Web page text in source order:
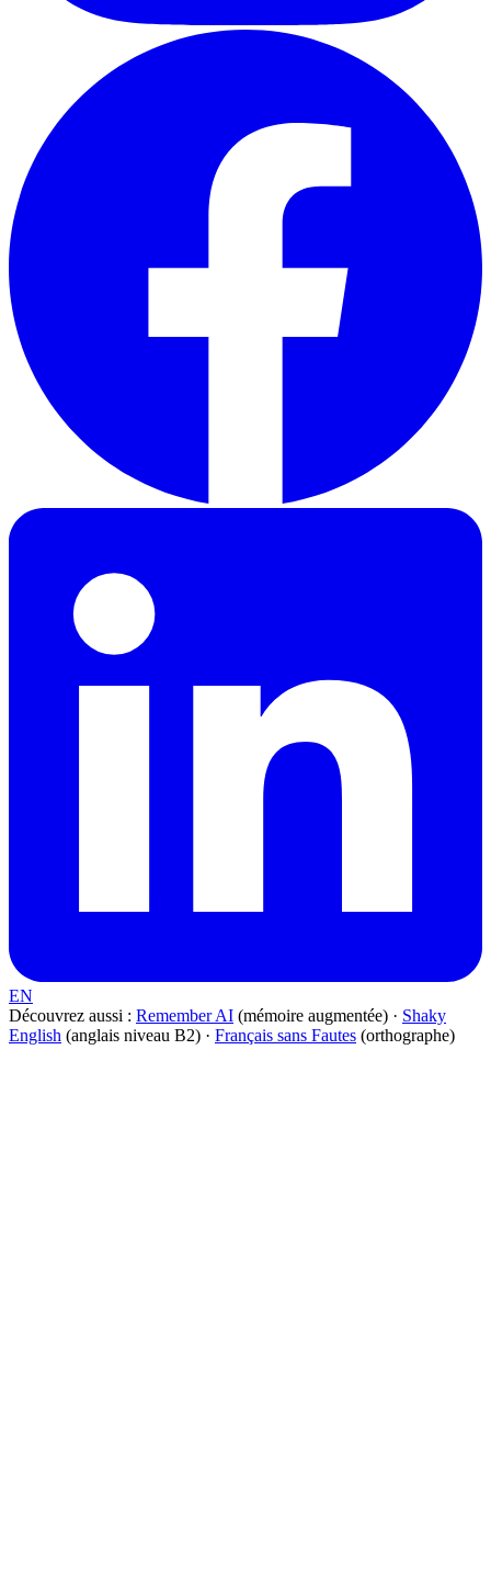
EN
Découvrez aussi : Remember AI (mémoire augmentée) · Shaky
English (anglais niveau B2) · Français sans Fautes (orthographe)